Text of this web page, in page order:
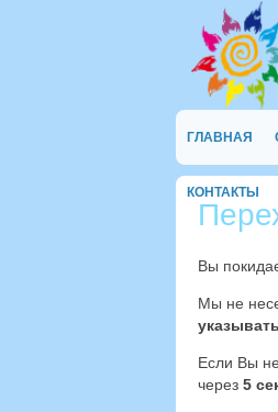
ГЛАВНАЯ
КОНТАКТЫ
Вы
Мы не
указывать
Если Вы
через 4